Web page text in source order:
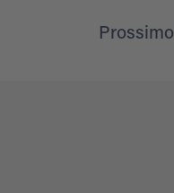
Prossimo